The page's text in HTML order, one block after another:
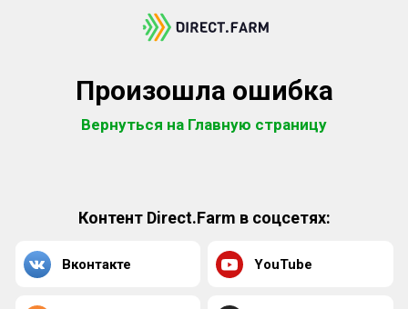
Произошла ошибка
Вернуться на Главную страницу
Контент Direct.Farm в соцсетях:
Вконтакте YouTube